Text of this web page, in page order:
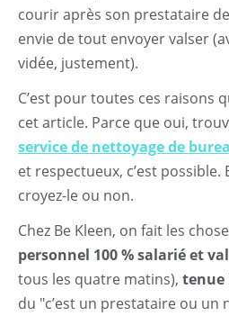
courir après son prestataire
envie de tout envoyer valser
vidée, justement).
C’est pour toutes ces raisons
cet article. Parce que oui,
service de nettoyage de
et respectueux, c’est possible.
croyez-le ou non.
Chez Be Kleen, on fait les
personnel 100 % salarié et
tous les quatre matins), tenue
du "c’est un prestataire ou un